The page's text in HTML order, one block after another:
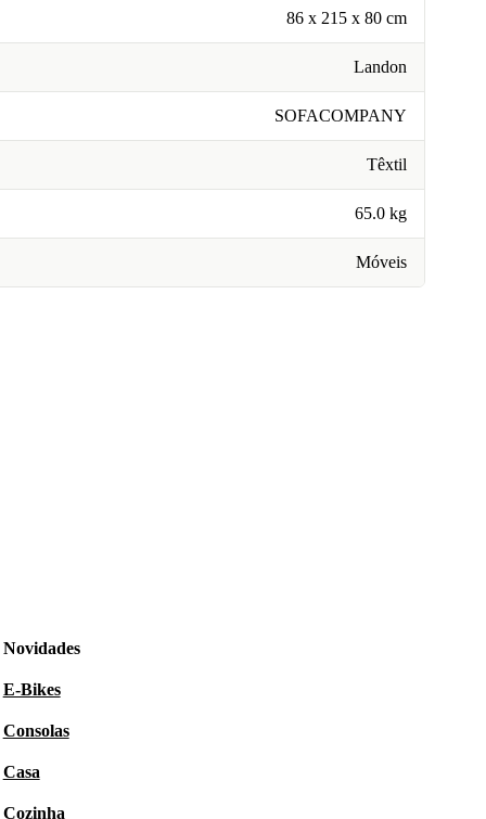
86 x 215 x 80 cm
Landon
SOFACOMPANY
Têxtil
65.0 kg
Móveis
Novidades
E-Bikes
Consolas
Casa
Cozinha